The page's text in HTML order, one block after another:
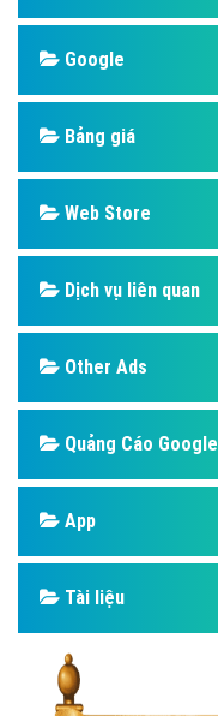
Google
Bảng giá
Web Store
Dịch vụ liên quan
Other Ads
Quảng Cáo Google
App
Tài liệu